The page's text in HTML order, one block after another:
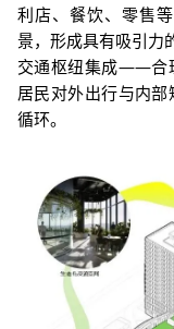
利店、餐饮、零售等
景， 形成具有吸引力
交通枢纽集成——合
居民对外出行与内
循环。